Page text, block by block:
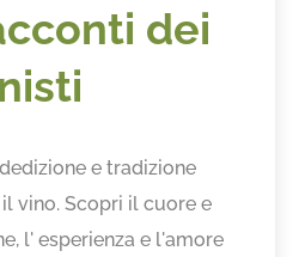
dei
e tradizione
vino. Scopri il cuore e
l' esperienza e l'amore